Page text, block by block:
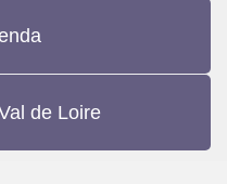
de Loire